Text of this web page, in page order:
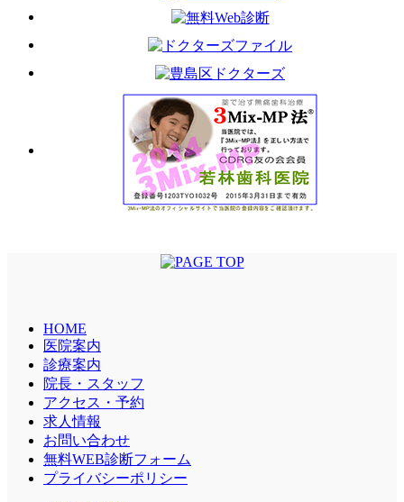
HOME
医院案内
診療案内
院長・スタッフ
アクセス・予約
求人情報
お問い合わせ
無料WEB診断フォーム
プライバシーポリシー